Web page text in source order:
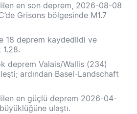
en son deprem, 2026-08-08
Grisons bölgesinde M1.7
18 deprem kaydedildi ve
deprem Valais/Wallis (234)
ardından Basel-Landschaft
en güçlü deprem 2026-04-
ulaştı.